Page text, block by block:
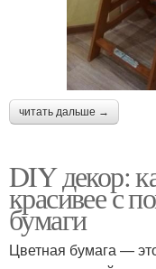
читать дальше →
DIY декор:
красивее с
бумаги
Цветная бумага —